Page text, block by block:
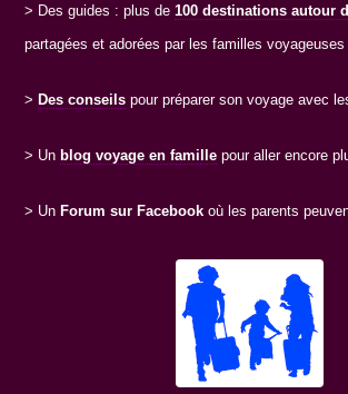
> Des guides : plus de100 destinationsautour
partagées et adorées par les familles voyageuses
>Des conseils pour préparer son voyage avec
> Unblog voyage en famille pour aller encore
> Un Forum sur Facebook où les parents